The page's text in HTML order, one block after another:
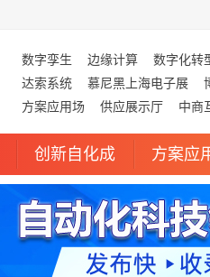
数字孪生 边缘计算 数字化转
达索系统 慕尼黑上海电子展
方案应用场 供应展示厅 中商
创新自化成 方案应